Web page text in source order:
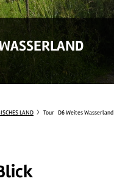
LAND Tour D6 Weites Wasserland